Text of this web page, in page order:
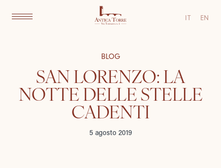
IT EN
BLOG
SAN LORENZO: LA
NOTTE DELLE STELLE
CADENTI
5 agosto 2019